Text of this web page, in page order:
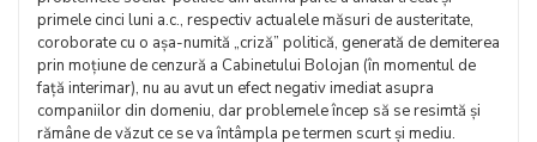
primele cinci luni a.c., respectiv actualele măsuri de austeritate,
coroborate cu o așa-numită „criză” politică, generată de demiterea
prin moțiune de cenzură a Cabinetului Bolojan (în momentul de
față interimar), nu au avut un efect negativ imediat asupra
companiilor din domeniu, dar problemele încep să se resimtă și
rămâne de văzut ce se va întâmpla pe termen scurt și mediu.